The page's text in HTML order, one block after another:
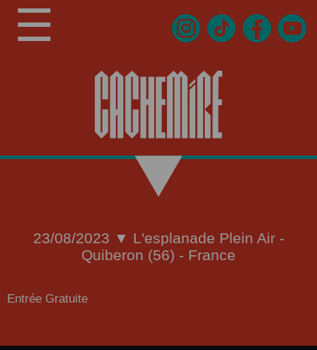
☰
23/08/2023 ▼ L'esplanade Plein Air -
Quiberon (56) - France
Entrée Gratuite